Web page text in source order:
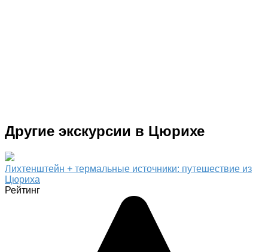
Другие экскурсии в Цюрихе
Лихтенштейн + термальные источники: путешествие из
Цюриха
Рейтинг